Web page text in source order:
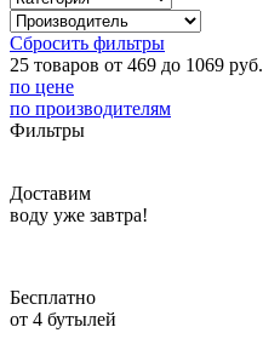
Сбросить фильтры
25 товаров от 469 до 1069 руб.
по цене
по производителям
Фильтры
Доставим
воду уже завтра!
Бесплатно
от 4 бутылей
Ок
Введите адрес
отправим через 1 минуту